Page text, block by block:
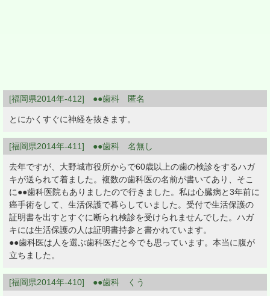
[福岡県2014年-412] ●●歯科 匿名
とにかくすぐに神経を抜きます。
[福岡県2014年-411] ●●歯科 名無し
去年ですが、大野城市役所からで60歳以上の歯の検診をするハガ
キが送られて着ました。複数の歯科医の名前が書いてあり、そこ
に●●歯科医院もありましたので行きました。私は心臓病と3年前に
癌手術をして、生活保護で暮らしていました。受付で生活保護の
証明書を出すとすぐに断られ検診を受けられませんでした。ハガ
キには生活保護の人は証明書持参と書かれています。
●●歯科医は人を選ぶ歯科医だと今でも思っています。本当に腹が
立ちました。
[福岡県2014年-410] ●●歯科 くう